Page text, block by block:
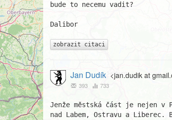
bude to necemu vadit?
Dalibor
zobrazit citaci
Jan Dudík <jan.dudik at
393 733
Jenže městská část je nejen v
nad Labem, Ostravu a